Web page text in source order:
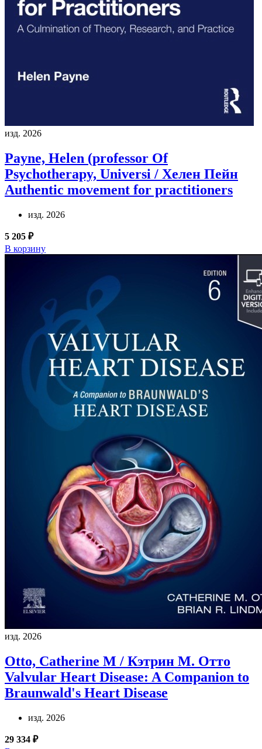
изд. 2026
Payne, Helen (professor Of
Psychotherapy, Universi / Хелен Пейн
Authentic movement for practitioners
изд. 2026
5 205 ₽
В корзину
изд. 2026
Otto, Catherine M / Кэтрин М. Отто
Valvular Heart Disease: A Companion to
Braunwald's Heart Disease
изд. 2026
29 334 ₽